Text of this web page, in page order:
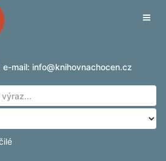
e-mail: info@knihovnachocen.cz